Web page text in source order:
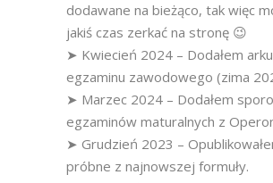
dodawane na bieżąco, tak więc
jakiś czas zerkać na stronę 😉
➤ Kwiecień 2024 – Dodałem
egzaminu zawodowego (zima
➤ Marzec 2024 – Dodałem sporo
egzaminów maturalnych z
➤ Grudzień 2023 –
próbne z najnowszej formuły.